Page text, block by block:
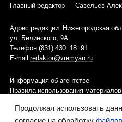
Главный редактор — Савельев
Адрес редакции: Нижегородская
ул. Белинского, 9А
Телефон (831) 430−18−91
E-mail redaktor@vremyan.ru
Информация об агентстве
Правила использования материалов
Информационная политика
Продолжая использовать
согласие на обработку